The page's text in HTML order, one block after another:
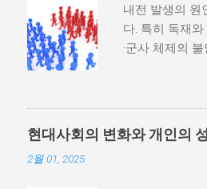
내전 발생의 원
다. 특히 독재
·군사 체제의
하지 않거나
다. 이와 같은
부 활동을 시작
많다. 이러한
현대사회의 변화와 개인의
2월 01, 2025